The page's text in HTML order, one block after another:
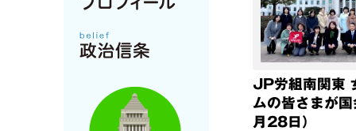
JP労組南関東
ムの皆さまが
月28日）